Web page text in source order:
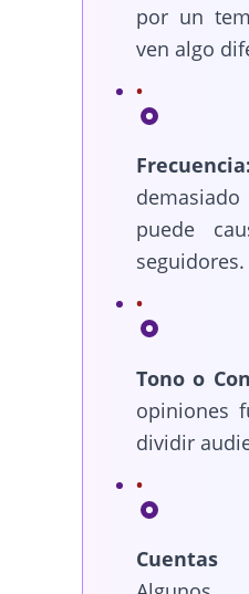
por un
ven algo
Frecuencia:
puede
seguidores.
Tono o
opiniones
dividir